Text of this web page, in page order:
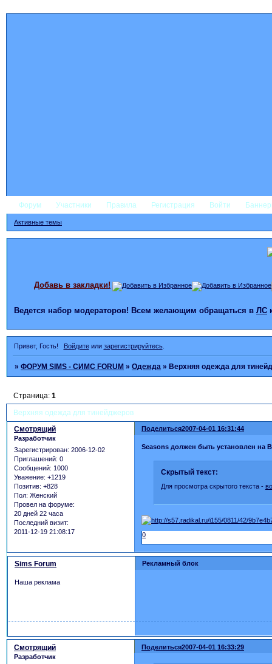
Форум Участники Правила Регистрация Войти
Активные темы
Добавь в закладки!
Ведется набор модераторов! Всем желающим обращаться в ЛС
Привет, Гость! Войдитеили зарегистрируйтесь.
»ФОРУМ SIMS - СИМС FORUM »Одежда »Верхняя одежда для
Верхняя одежда для тинейджеров
Страница:1
Поделиться2007-04-01 16:31:44
Смотрящий
Разработчик
Зарегистрирован: 2006-12-02
Приглашений: 0
Сообщений: 1000
Уважение: +1219
Позитив: +828
Пол: Женский
Провел на форуме:
20 дней 22 часа
Последний визит:
2011-12-19 21:08:17
Seasons должен быть установлен на
Скрытый текст:
Для просмотра скрытого текста -
0
Рекламный блок
Sims Forum
Наша реклама
Поделиться2007-04-01 16:33:29
Смотрящий
Разработчик